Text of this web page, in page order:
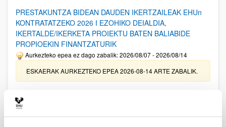
PRESTAKUNTZA BIDEAN DAUDEN IKERTZAILEAK EHUn
KONTRATATZEKO 2026 I EZOHIKO DEIALDIA,
IKERTALDE/IKERKETA PROIEKTU BATEN BALIABIDE
PROPIOEKIN FINANTZATURIK
Aurkezteko epea ez dago zabalik: 2026/08/07 - 2026/08/14
ESKAERAK AURKEZTEKO EPEA 2026-08-14 ARTE ZABALIK.
erosi eta berritzeko laguntzak 2026
Izapide irekia